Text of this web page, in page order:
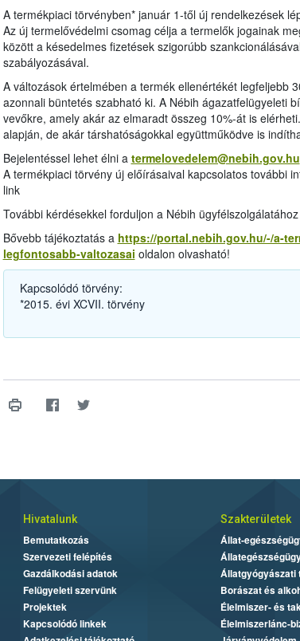
A termékpiaci törvényben* január 1-től új rendelkezések
Az új termelővédelmi csomag célja a termelők jogainak
között a késedelmes fizetések szigorúbb
szabályozásával.
A változások értelmében a termék ellenértékét legfeljebb
azonnali büntetés szabható ki. A Nébih ágazatfelügyeleti
vevőkre, amely akár az elmaradt összeg 10%-át is
alapján, de akár társhatóságokkal együttműködve is
Bejelentéssel lehet élni a termelovedelem@nebih.gov.hu
A termékpiaci törvény új előírásaival kapcsolatos további
link
További kérdésekkel forduljon a Nébih
Bővebb tájékoztatás a https://portal.nebih.gov.hu/-/a-
legfontosabb-valtozasai oldalon olvasható!
Kapcsolódó törvény:
*2015. évi XCVII. törvény
Hivatalunk
Bemutatkozás
Szervezeti felépítés
Gazdálkodási adatok
Felügyeleti szervünk
Projektek
Kapcsolódó linkek
Szakterületek
Állat-
Állatgyógyászati
Borászat és
Élelmiszer- és
Élelmiszerlánc-